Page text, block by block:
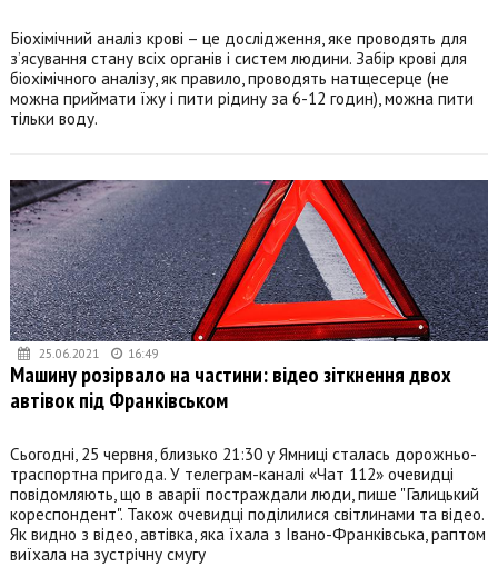
Біохімічний аналіз крові – це дослідження, яке проводять для
з’ясування стану всіх органів і систем людини. Забір крові для
біохімічного аналізу, як правило, проводять натщесерце (не
можна приймати їжу і пити рідину за 6-12 годин), можна пити
тільки воду.
25.06.2021 16:49
Машину розірвало на частини: відео зіткнення двох
автівок під Франківськом
Сьогодні, 25 червня, близько 21:30 у Ямниці сталась дорожньо-
траспортна пригода. У телеграм-каналі «Чат 112» очевидці
повідомляють, що в аварії постраждали люди, пише "Галицький
кореспондент". Також очевидці поділилися світлинами та відео.
Як видно з відео, автівка, яка їхала з Івано-Франківська, раптом
виїхала на зустрічну смугу